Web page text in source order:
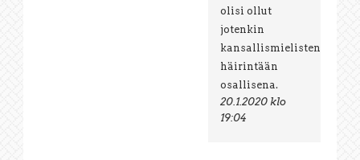
olisi ollut
jotenkin
kansallismielisten
häirintään
osallisena.
20.1.2020 klo
19:04